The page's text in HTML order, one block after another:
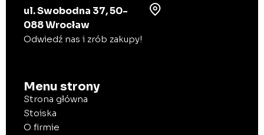
ul. Swobodna 37, 50-
088 Wrocław
Odwiedź nas i zrób zakupy!
Menu strony
Strona główna
Stoiska
O firmie